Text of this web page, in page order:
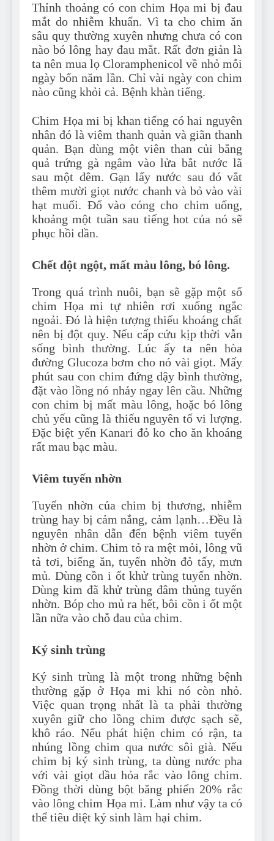
Thỉnh thoảng có con chim Họa mi bị đau
mắt do nhiễm khuẩn. Vì ta cho chim ăn
sâu quy thường xuyên nhưng chưa có con
nào bó lông hay đau mắt. Rất đơn giản là
ta nên mua lọ Cloramphenicol về nhỏ mỗi
ngày bốn năm lần. Chỉ vài ngày con chim
nào cũng khỏi cả. Bệnh khàn tiếng.
Chim Họa mi bị khan tiếng có hai nguyên
nhân đó là viêm thanh quản và giãn thanh
quản. Bạn dùng một viên than củi bằng
quả trứng gà ngâm vào lửa bắt nước lã
sau một đêm. Gạn lấy nước sau đó vắt
thêm mười giọt nước chanh và bỏ vào vài
hạt muối. Đổ vào cóng cho chim uống,
khoảng một tuần sau tiếng hot của nó sẽ
phục hồi dần.
Chết đột ngột, mất màu lông, bó lông.
Trong quá trình nuôi, bạn sẽ gặp một số
chim Họa mi tự nhiên rơi xuống ngắc
ngoải. Đó là hiện tượng thiếu khoáng chất
nên bị đột quỵ. Nếu cấp cứu kịp thời vẫn
sống bình thường. Lúc ấy ta nên hòa
đường Glucoza bơm cho nó vài giọt. Mấy
phút sau con chim đứng dậy bình thường,
đặt vào lồng nó nhảy ngay lên cầu. Những
con chim bị mất màu lông, hoặc bó lông
chủ yếu cũng là thiếu nguyên tố vi lượng.
Đặc biệt yến Kanari đỏ ko cho ăn khoáng
rất mau bạc màu.
Viêm tuyến nhờn
Tuyến nhờn của chim bị thương, nhiễm
trùng hay bị cảm nắng, cảm lạnh…Đều là
nguyên nhân dẫn đến bệnh viêm tuyến
nhờn ở chim. Chim tỏ ra mệt mỏi, lông vũ
tả tơi, biếng ăn, tuyến nhờn đỏ tấy, mưn
mủ. Dùng cồn i ốt khử trùng tuyến nhờn.
Dùng kim đã khử trùng đâm thủng tuyến
nhờn. Bóp cho mủ ra hết, bôi cồn i ốt một
lần nữa vào chỗ đau của chim.
Ký sinh trùng
Ký sinh trùng là một trong những bệnh
thường gặp ở Họa mi khi nó còn nhỏ.
Việc quan trọng nhất là ta phải thường
xuyên giữ cho lồng chim được sạch sẽ,
khô ráo. Nếu phát hiện chim có rận, ta
nhúng lồng chim qua nước sôi già. Nếu
chim bị ký sinh trùng, ta dùng nước pha
với vài giọt dầu hỏa rắc vào lông chim.
Đồng thời dùng bột băng phiến 20% rắc
vào lông chim Họa mi. Làm như vậy ta có
thể tiêu diệt ký sinh làm hại chim.